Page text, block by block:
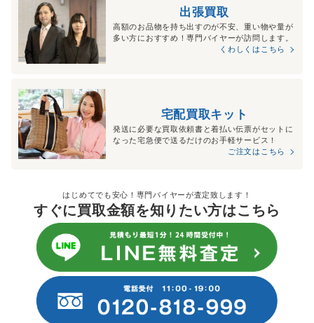
出張買取
高額のお品物を持ち出すのが不安、重い物や量が
多い方におすすめ！専門バイヤーが訪問します。
くわしくはこちら
宅配買取キット
発送に必要な買取依頼書と着払い伝票がセットに
なった宅急便で送るだけのお手軽サービス！
ご注文はこちら
はじめてでも安心！専門バイヤーが査定致します！
すぐに買取金額を知りたい方はこちら